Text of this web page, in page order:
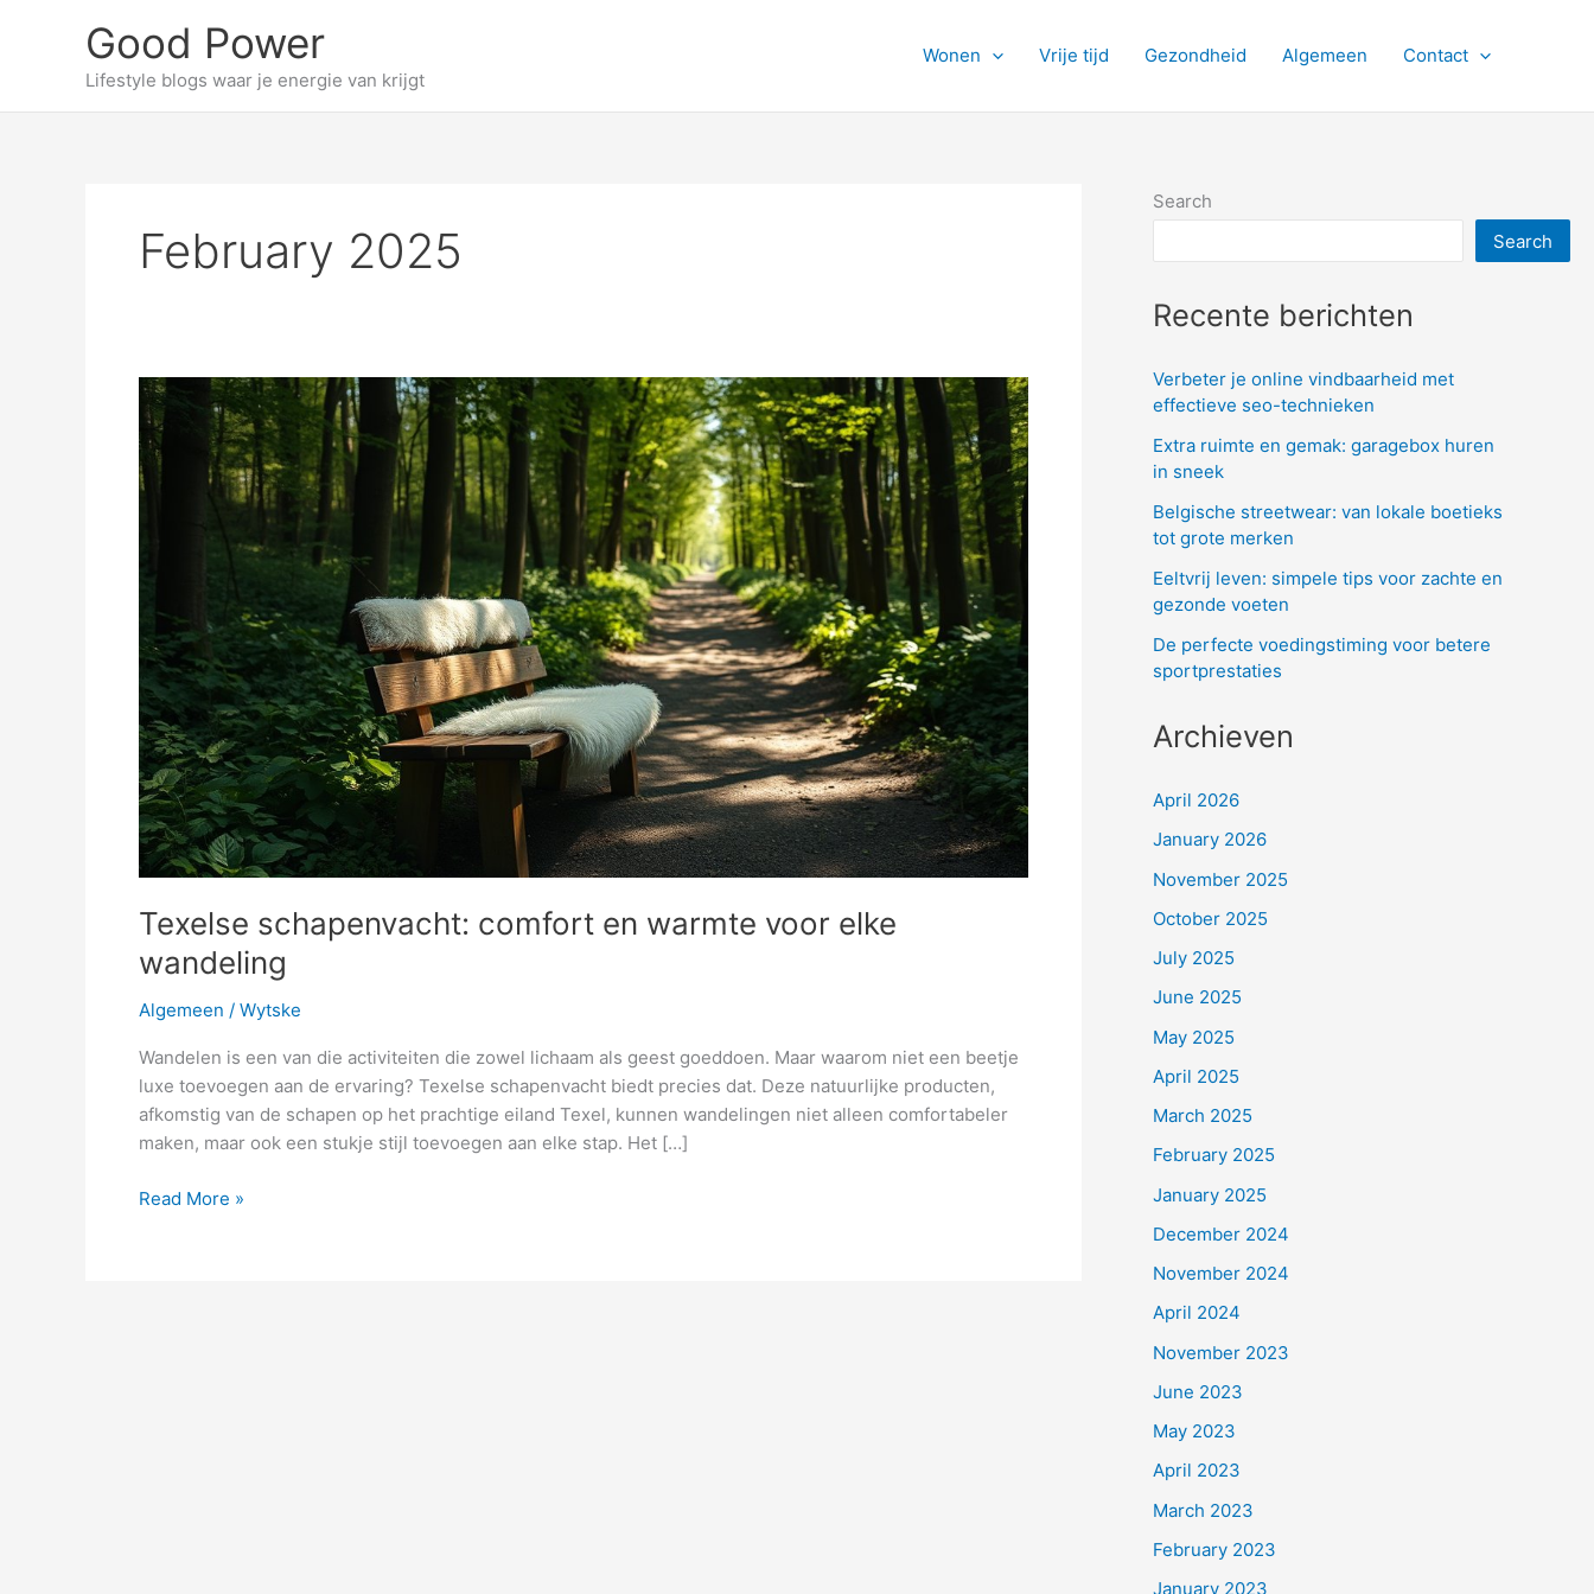
Good Power
Lifestyle blogs waar je energie van krijgt
Wonen Vrije tijd Gezondheid Algemeen Contact
February 2025
Texelse schapenvacht: comfort en warmte voor elke
wandeling
Algemeen / Wytske
Wandelen is een van die activiteiten die zowel lichaam als geest goeddoen. Maar waarom niet een beetje
luxe toevoegen aan de ervaring? Texelse schapenvacht biedt precies dat. Deze natuurlijke producten,
afkomstig van de schapen op het prachtige eiland Texel, kunnen wandelingen niet alleen comfortabeler
maken, maar ook een stukje stijl toevoegen aan elke stap. Het […]
Texelse
Read More »
Search
Search
Recente berichten
Verbeter je online vindbaarheid met
effectieve seo-technieken
Extra ruimte en gemak: garagebox huren
in sneek
Belgische streetwear: van lokale boetieks
tot grote merken
Eeltvrij leven: simpele tips voor zachte en
gezonde voeten
De perfecte voedingstiming voor betere
sportprestaties
Archieven
April 2026
January 2026
November 2025
October 2025
July 2025
June 2025
May 2025
April 2025
March 2025
February 2025
January 2025
December 2024
November 2024
April 2024
November 2023
June 2023
May 2023
April 2023
March 2023
February 2023
January 2023